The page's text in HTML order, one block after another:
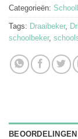
Categorieën:
Tags: Draaibeker,
schoolbeker,